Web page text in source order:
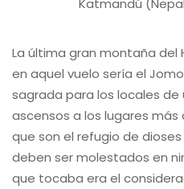
La última gran montaña del
en aquel vuelo sería el
sagrada para los locales de
ascensos a los lugares
que son el refugio de
deben ser molestados en
que tocaba era el